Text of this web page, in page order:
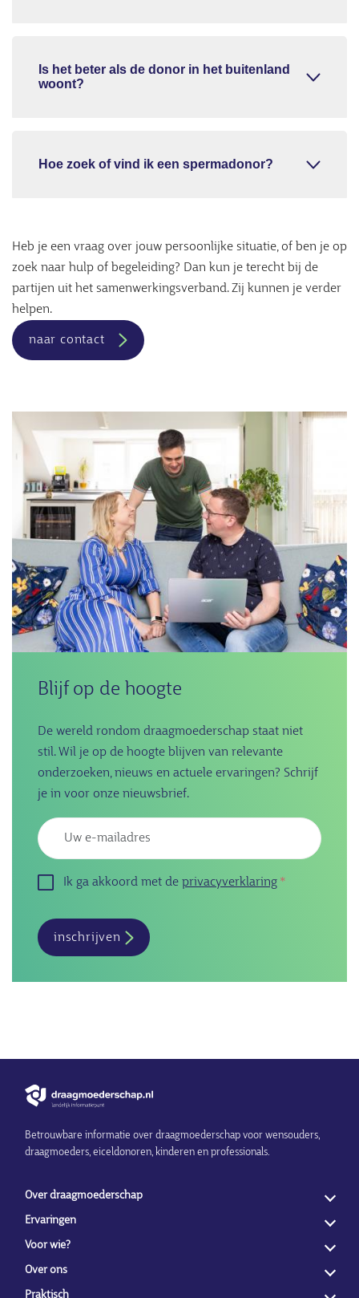
Is het beter als de donor in het buitenland
woont?
Hoe zoek of vind ik een spermadonor?
Heb je een vraag over jouw persoonlijke situatie, of ben je op
zoek naar hulp of begeleiding? Dan kun je terecht bij de
partijen uit het samenwerkingsverband. Zij kunnen je verder
helpen.
naar contact
Blijf op de hoogte
De wereld rondom draagmoederschap staat niet
stil. Wil je op de hoogte blijven van relevante
onderzoeken, nieuws en actuele ervaringen? Schrijf
je in voor onze nieuwsbrief.
Ik ga akkoord met de privacyverklaring
inschrijven
Betrouwbare informatie over draagmoederschap voor wensouders,
draagmoeders, eiceldonoren, kinderen en professionals.
Over draagmoederschap
Ervaringen
Voor wie?
Over ons
Praktisch